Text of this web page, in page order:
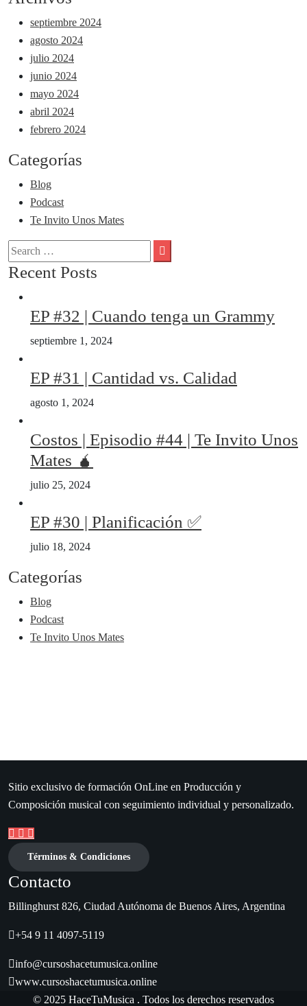
septiembre 2024
agosto 2024
julio 2024
junio 2024
mayo 2024
abril 2024
febrero 2024
Categorías
Blog
Podcast
Te Invito Unos Mates
Recent Posts
EP #32 | Cuando tenga un Grammy
septiembre 1, 2024
EP #31 | Cantidad vs. Calidad
agosto 1, 2024
Costos | Episodio #44 | Te Invito Unos
Mates 🧉
julio 25, 2024
EP #30 | Planificación ✅
julio 18, 2024
Categorías
Blog
Podcast
Te Invito Unos Mates
Sitio exclusivo de formación OnLine en Producción y
Composición musical con seguimiento individual y personalizado.
Términos & Condiciones
Contacto
Billinghurst 826, Ciudad Autónoma de Buenos Aires, Argentina
+54 9 11 4097-5119
info@cursoshacetumusica.online
www.cursoshacetumusica.online
© 2025 HaceTuMusica . Todos los derechos reservados